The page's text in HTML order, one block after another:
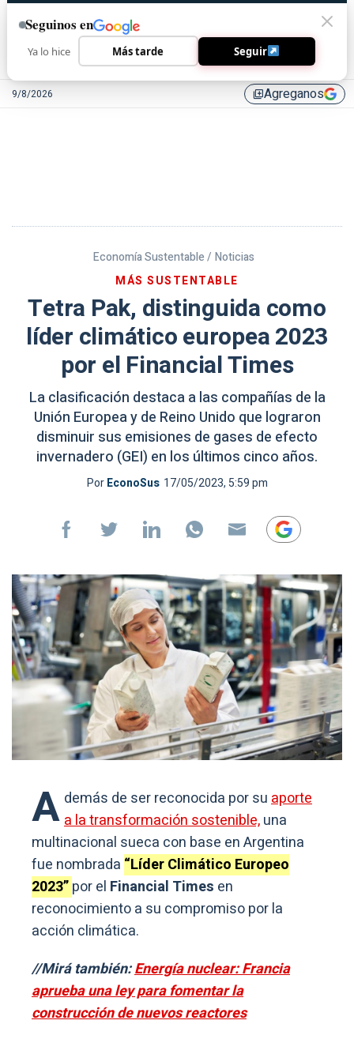
9/8/2026 library_addAgreganos
Economía Sustentable / Noticias
MÁS SUSTENTABLE
Tetra Pak, distinguida como
líder climático europea 2023
por el Financial Times
La clasificación destaca a las compañías de la
Unión Europea y de Reino Unido que lograron
disminuir sus emisiones de gases de efecto
invernadero (GEI) en los últimos cinco años.
PorEconoSus 17/05/2023, 5:59 pm
A demás de ser reconocida por suaporte
a la transformación sostenible,una
multinacional sueca con base en Argentina
fue nombrada “Líder Climático Europeo
2023”por el Financial Times en
reconocimiento a su compromiso por la
acción climática.
//Mirá también:Energía nuclear: Francia
aprueba una ley para fomentar la
construcción de nuevos reactores
Seguinos en
Ya lo hice Más tarde Seguir